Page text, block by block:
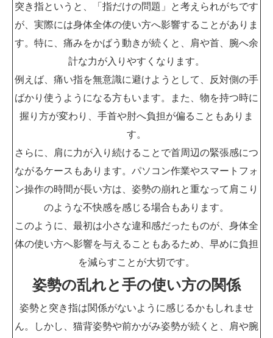
突き指というと、「指だけの問題」と考えられがちです
が、実際には身体全体の使い方へ影響することがありま
す。特に、痛みをかばう動きが続くと、肩や首、腕へ余
計な力が入りやすくなります。
例えば、痛い指を無意識に避けようとして、反対側の手
ばかり使うようになる方もいます。また、物を持つ時に
握り方が変わり、手首や肘へ負担が偏ることもありま
す。
さらに、肩に力が入り続けることで首周辺の緊張感につ
ながるケースもあります。パソコン作業やスマートフォ
ン操作の時間が長い方は、姿勢の崩れと重なって肩こり
のような不快感を感じる場合もあります。
このように、最初は小さな違和感だったものが、身体全
体の使い方へ影響を与えることもあるため、早めに負担
を減らすことが大切です。
姿勢の乱れと手の使い方の関係
姿勢と突き指は関係がないように感じるかもしれませ
ん。しかし、猫背姿勢や前かがみ姿勢が続くと、肩や腕